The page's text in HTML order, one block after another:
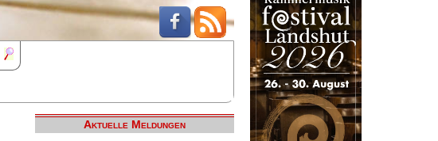
Aktuelle Meldungen